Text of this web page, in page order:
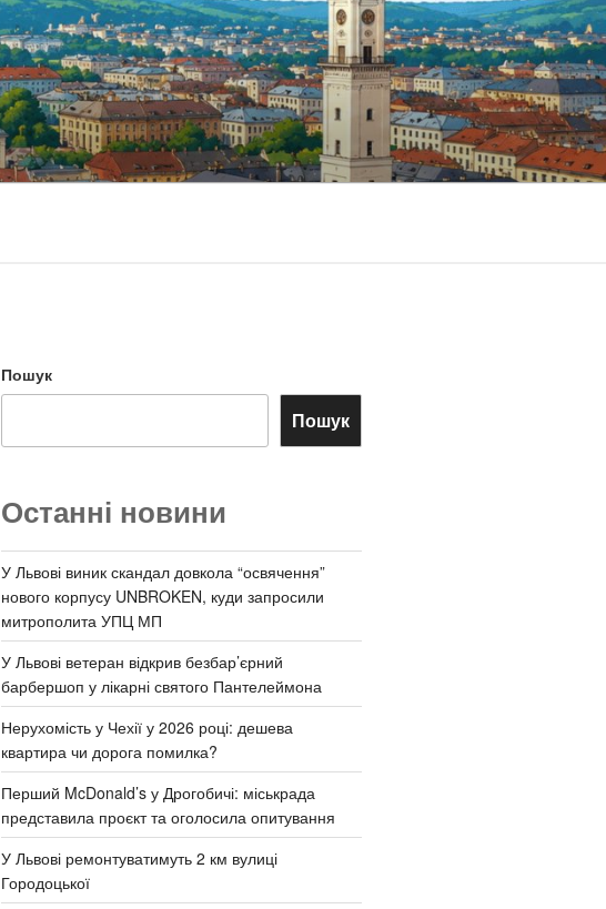
Пошук
Пошук
Останні новини
У Львові виник скандал довкола “освячення”
нового корпусу UNBROKEN, куди запросили
митрополита УПЦ МП
У Львові ветеран відкрив безбар’єрний
барбершоп у лікарні святого Пантелеймона
Нерухомість у Чехії у 2026 році: дешева
квартира чи дорога помилка?
Перший McDonald’s у Дрогобичі: міськрада
представила проєкт та оголосила опитування
У Львові ремонтуватимуть 2 км вулиці
Городоцької